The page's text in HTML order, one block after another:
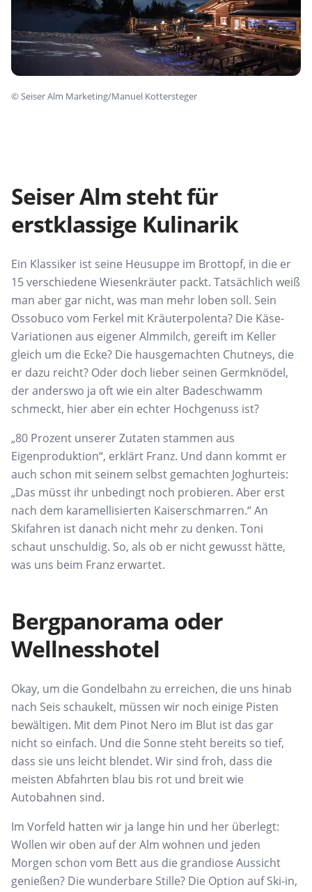
©Seiser Alm Marketing/Manuel Kottersteger
Seiser Alm steht für
erstklassige Kulinarik
Ein Klassiker ist seine Heusuppe im Brottopf, in die er
15 verschiedene Wiesenkräuter packt. Tatsächlich weiß
man aber gar nicht, was man mehr loben soll. Sein
Ossobuco vom Ferkel mit Kräuterpolenta? Die Käse-
Variationen aus eigener Almmilch, gereift im Keller
gleich um die Ecke? Die hausgemachten Chutneys, die
er dazu reicht? Oder doch lieber seinen Germknödel,
der anderswo ja oft wie ein alter Badeschwamm
schmeckt, hier aber ein echter Hochgenuss ist?
„80 Prozent unserer Zutaten stammen aus
Eigenproduktion“, erklärt Franz. Und dann kommt er
auch schon mit seinem selbst gemachten Joghurteis:
„Das müsst ihr unbedingt noch probieren. Aber erst
nach dem karamellisierten Kaiserschmarren.“ An
Skifahren ist danach nicht mehr zu denken. Toni
schaut unschuldig. So, als ob er nicht gewusst hätte,
was uns beim Franz erwartet.
Bergpanorama oder
Wellnesshotel
Okay, um die Gondelbahn zu erreichen, die uns hinab
nach Seis schaukelt, müssen wir noch einige Pisten
bewältigen. Mit dem Pinot Nero im Blut ist das gar
nicht so einfach. Und die Sonne steht bereits so tief,
dass sie uns leicht blendet. Wir sind froh, dass die
meisten Abfahrten blau bis rot und breit wie
Autobahnen sind.
Im Vorfeld hatten wir ja lange hin und her überlegt:
Wollen wir oben auf der Alm wohnen und jeden
Morgen schon vom Bett aus die grandiose Aussicht
genießen? Die wunderbare Stille? Die Option auf Ski-in,